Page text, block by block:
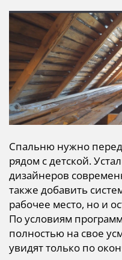
Спальню нужно
рядом с детской.
дизайнеров
также добавить
рабочее место, но и
По условиям
полностью на свое
увидят только по